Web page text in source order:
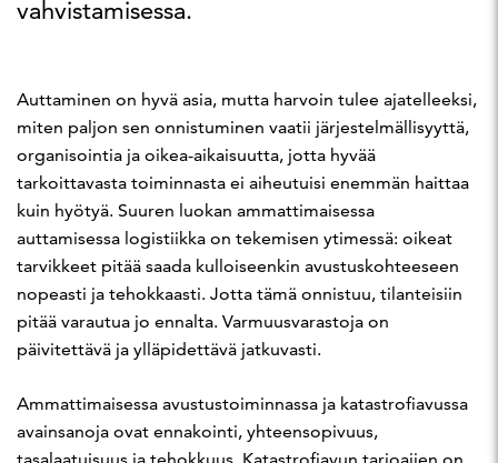
vahvistamisessa.
Auttaminen on hyvä asia, mutta harvoin tulee ajatelleeksi,
miten paljon sen onnistuminen vaatii järjestelmällisyyttä,
organisointia ja oikea-aikaisuutta, jotta hyvää
tarkoittavasta toiminnasta ei aiheutuisi enemmän haittaa
kuin hyötyä. Suuren luokan ammattimaisessa
auttamisessa logistiikka on tekemisen ytimessä: oikeat
tarvikkeet pitää saada kulloiseenkin avustuskohteeseen
nopeasti ja tehokkaasti. Jotta tämä onnistuu, tilanteisiin
pitää varautua jo ennalta. Varmuusvarastoja on
päivitettävä ja ylläpidettävä jatkuvasti.
Ammattimaisessa avustustoiminnassa ja katastrofiavussa
avainsanoja ovat ennakointi, yhteensopivuus,